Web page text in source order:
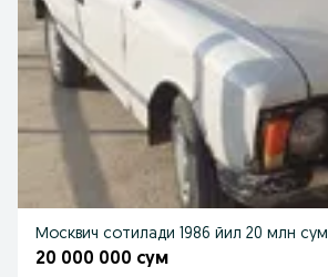
Москвич сотилади 1986 йил 20 млн сум
20 000 000 сум